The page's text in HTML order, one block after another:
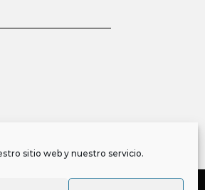
sitio web y nuestro servicio.